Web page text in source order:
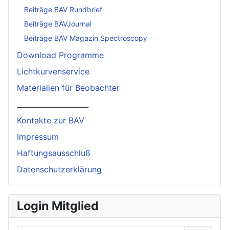
Beiträge BAV Rundbrief
Beiträge BAVJournal
Beiträge BAV Magazin Spectroscopy
Download Programme
Lichtkurvenservice
Materialien für Beobachter
Kontakte zur BAV
Impressum
Haftungsausschluß
Datenschutzerklärung
Login Mitglied